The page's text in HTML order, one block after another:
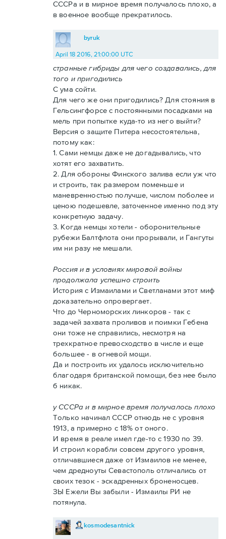
СССРа и в мирное время получалось плохо, а
в военное вообще прекратилось.
byruk
April 18 2016, 21:00:00 UTC
странные гибриды для чего создавались, для
того и пригодились
С ума сойти.
Для чего же они пригодились? Для стояния в
Гельсингфорсе с постоянными посадками на
мель при попытке куда-то из него выйти?
Версия о защите Питера несостоятельна,
потому как:
1. Сами немцы даже не догадывались, что
хотят его захватить.
2. Для обороны Финского залива если уж что
и строить, так размером поменьше и
маневренностью получше, числом поболее и
ценою подешевле, заточенное именно под эту
конкретную задачу.
3. Когда немцы хотели - оборонительные
рубежи Балтфлота они прорывали, и Гангуты
им ни разу не мешали.
Россия и в условиях мировой войны
продолжала успешно строить
История с Измаилами и Светланами этот миф
доказательно опровергает.
Что до Черноморских линкоров - так с
задачей захвата проливов и поимки Гебена
они тоже не справились, несмотря на
трехкратное превосходство в числе и еще
большее - в огневой мощи.
Да и построить их удалось исключительно
благодаря британской помощи, без нее было
б никак.
у СССРа и в мирное время получалось плохо
Только начинал СССР отнюдь не с уровня
1913, а примерно с 18% от оного.
И время в реале имел где-то с 1930 по 39.
И строил корабли совсем другого уровня,
отличавшиеся даже от Измаилов не менее,
чем дредноуты Севастополь отличались от
своих тезок - эскадренных броненосцев.
ЗЫ Ежели Вы забыли - Измаилы РИ не
потянула.
kosmodesantnick